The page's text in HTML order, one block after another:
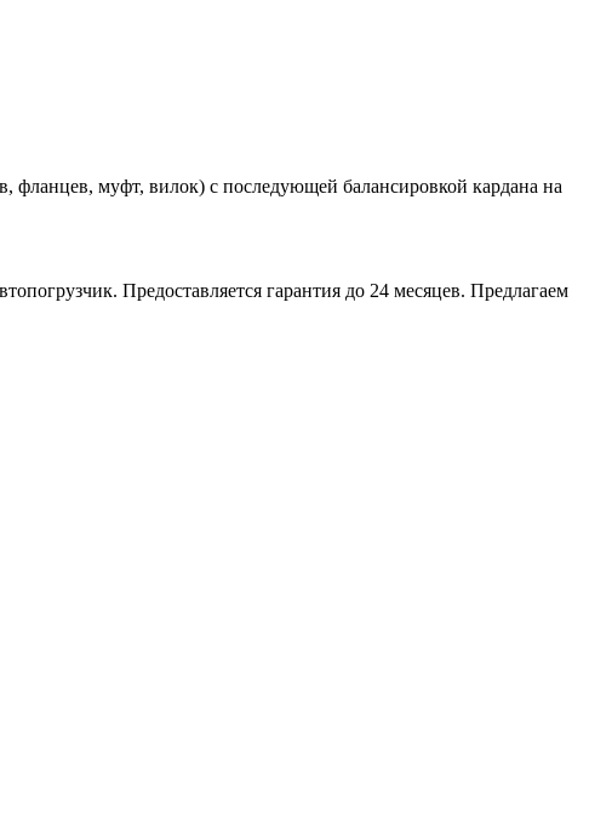
муфт, вилок) с последующей балансировкой кардана на
Предоставляется гарантия до 24 месяцев. Предлагаем